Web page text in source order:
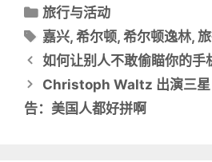
i
t
t
e
上
共
享
（
新
窗
c
e
b
o
k
上
共
享
在
新
分
类
目
录
旅行与活动
标
签
嘉兴,希尔顿,希尔顿逸林,
文
章
导
航
如何让别人不敢偷瞄你的手
Christoph Waltz 出演三
告：美国人都好拼啊